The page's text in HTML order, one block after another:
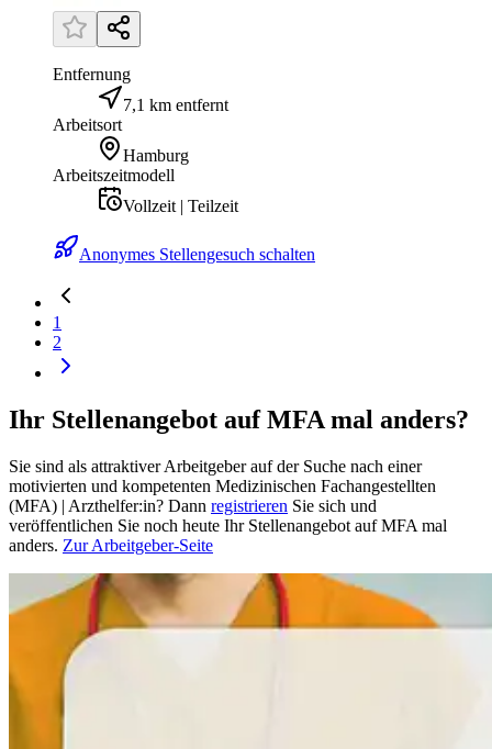
Entfernung
7,1 km entfernt
Arbeitsort
Hamburg
Arbeitszeitmodell
Vollzeit | Teilzeit
Anonymes Stellengesuch schalten
1
2
Ihr Stellenangebot auf MFA mal anders?
Sie sind als attraktiver Arbeitgeber auf der Suche nach einer
motivierten und kompetenten Medizinischen Fachangestellten
(MFA) | Arzthelfer:in? Dann registrieren Sie sich und
veröffentlichen Sie noch heute Ihr Stellenangebot auf MFA mal
anders. Zur Arbeitgeber-Seite